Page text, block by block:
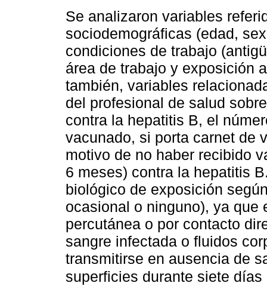
Se analizaron variables
sociodemográficas (edad,
condiciones de trabajo
área de trabajo y exposición
también, variables
del profesional de salud
contra la hepatitis B, el
vacunado, si porta carnet de
motivo de no haber recibido
6 meses) contra la hepatitis
biológico de exposición
ocasional o ninguno), ya que
percutánea o por contacto
sangre infectada o fluidos
transmitirse en ausencia de
superficies durante siete